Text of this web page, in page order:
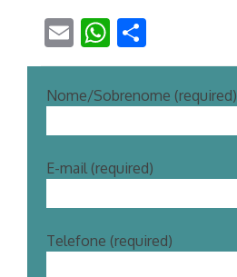
Email WhatsApp
Nome/Sobrenome (required)
E-mail (required)
Telefone (required)